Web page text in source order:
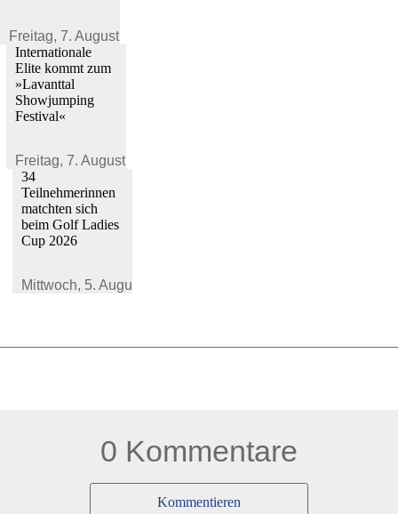
Freitag, 7. August 2026
Internationale
Elite kommt zum
»Lavanttal
Showjumping
Festival«
Freitag, 7. August 2026
34
Teilnehmerinnen
matchten sich
beim Golf Ladies
Cup 2026
Mittwoch, 5. August 2026
0 Kommentare
Kommentieren